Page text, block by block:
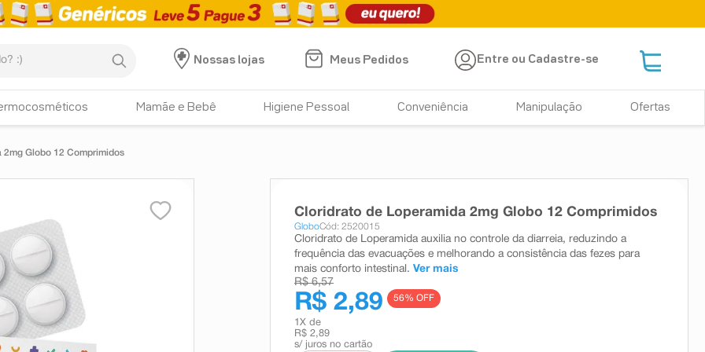
Nossas lojas
Meus Pedidos Entre ou Cadastre-se
Mamãe e Bebê Higiene Pessoal Conveniência Manipulação Ofertas
Globo 12 Comprimidos
Cloridrato de Loperamida 2mg Globo 12 Comprimidos
GloboCód: 2520015
Cloridrato de Loperamida auxilia no controle da diarreia, reduzindo a
frequência das evacuações e melhorando a consistência das fezes para
mais conforto intestinal. Ver mais
R$ 6,57
R$ 2,89 56% OFF
1 X de
R$ 2,89
s/ juros no cartão